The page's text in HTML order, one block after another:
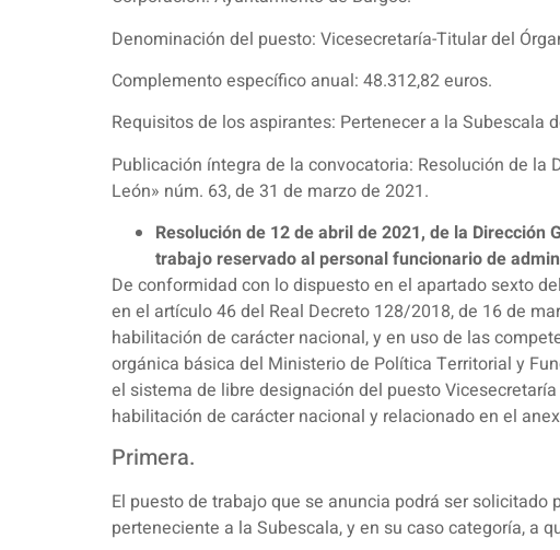
Denominación del puesto: Vicesecretaría-Titular del
Complemento específico anual: 48.312,82 euros.
Requisitos de los aspirantes: Pertenecer a la Subescala
Publicación íntegra de la convocatoria: Resolución de
León» núm. 63, de 31 de marzo de 2021.
Resolución de 12 de abril de 2021, de la
trabajo reservado al personal funcionario de
De conformidad con lo dispuesto en el apartado sexto
en el artículo 46 del Real Decreto 128/2018, de 16 de
habilitación de carácter nacional, y en uso de las
orgánica básica del Ministerio de Política Territorial y
el sistema de libre designación del puesto
habilitación de carácter nacional y relacionado en el
Primera.
El puesto de trabajo que se anuncia podrá ser
perteneciente a la Subescala, y en su caso categoría, a